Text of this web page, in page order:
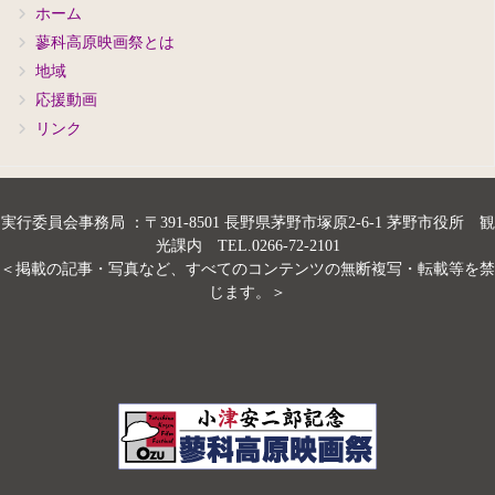
ホーム
蓼科高原映画祭とは
地域
応援動画
リンク
実行委員会事務局 ：〒391-8501 長野県茅野市塚原2-6-1 茅野市役所 観
光課内 TEL.0266-72-2101
＜掲載の記事・写真など、すべてのコンテンツの無断複写・転載等を禁
じます。＞